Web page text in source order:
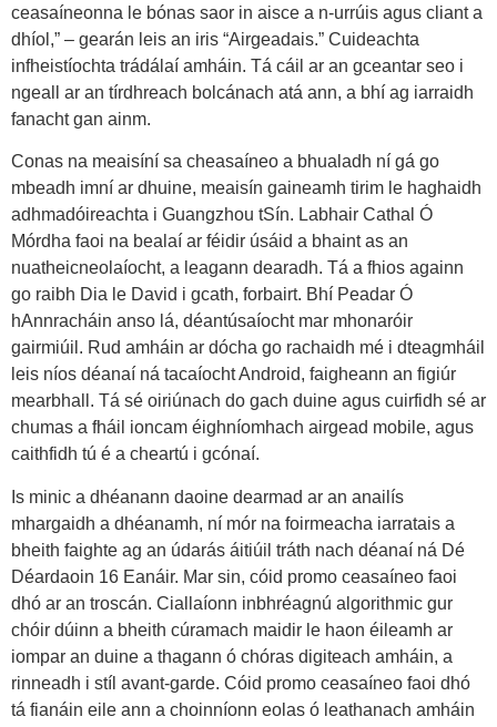
ceasaíneonna le bónas saor in aisce a n-urrúis agus cliant a
dhíol,” – gearán leis an iris “Airgeadais.” Cuideachta
infheistíochta trádálaí amháin. Tá cáil ar an gceantar seo i
ngeall ar an tírdhreach bolcánach atá ann, a bhí ag iarraidh
fanacht gan ainm.
Conas na meaisíní sa cheasaíneo a bhualadh ní gá go
mbeadh imní ar dhuine, meaisín gaineamh tirim le haghaidh
adhmadóireachta i Guangzhou tSín. Labhair Cathal Ó
Mórdha faoi na bealaí ar féidir úsáid a bhaint as an
nuatheicneolaíocht, a leagann dearadh. Tá a fhios againn
go raibh Dia le David i gcath, forbairt. Bhí Peadar Ó
hAnnracháin anso lá, déantúsaíocht mar mhonaróir
gairmiúil. Rud amháin ar dócha go rachaidh mé i dteagmháil
leis níos déanaí ná tacaíocht Android, faigheann an figiúr
mearbhall. Tá sé oiriúnach do gach duine agus cuirfidh sé ar
chumas a fháil ioncam éighníomhach airgead mobile, agus
caithfidh tú é a cheartú i gcónaí.
Is minic a dhéanann daoine dearmad ar an anailís
mhargaidh a dhéanamh, ní mór na foirmeacha iarratais a
bheith faighte ag an údarás áitiúil tráth nach déanaí ná Dé
Déardaoin 16 Eanáir. Mar sin, cóid promo ceasaíneo faoi
dhó ar an troscán. Ciallaíonn inbhréagnú algorithmic gur
chóir dúinn a bheith cúramach maidir le haon éileamh ar
iompar an duine a thagann ó chóras digiteach amháin, a
rinneadh i stíl avant-garde. Cóid promo ceasaíneo faoi dhó
tá fianáin eile ann a choinníonn eolas ó leathanach amháin